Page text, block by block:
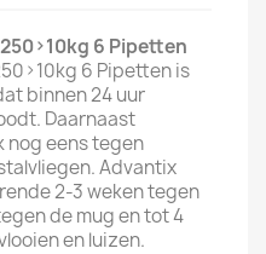
6 Pipetten
6 Pipetten is
binnen 24 uur
Daarnaast
nog eens tegen
Advantix
2-3 weken tegen
de mug en tot 4
en luizen.